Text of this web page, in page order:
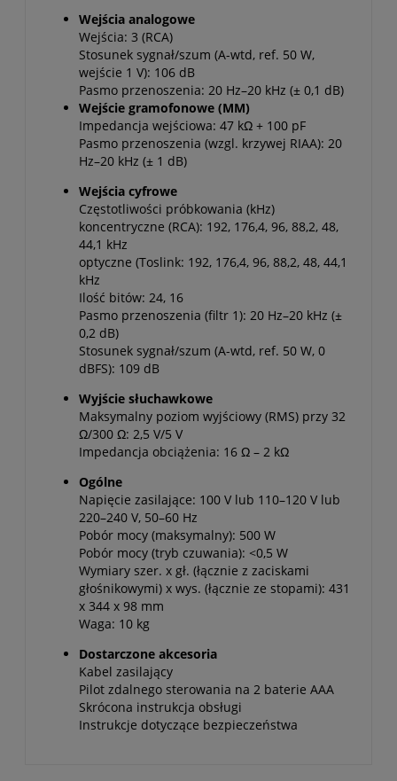
Wejścia analogowe
Wejścia: 3 (RCA)
Stosunek sygnał/szum (A-wtd, ref. 50 W,
wejście 1 V): 106 dB
Pasmo przenoszenia: 20 Hz–20 kHz (± 0,1 dB)
Wejście gramofonowe (MM)
Impedancja wejściowa: 47 kΩ + 100 pF
Pasmo przenoszenia (wzgl. krzywej RIAA): 20
Hz–20 kHz (± 1 dB)
Wejścia cyfrowe
Częstotliwości próbkowania (kHz)
koncentryczne (RCA): 192, 176,4, 96, 88,2, 48,
44,1 kHz
optyczne (Toslink: 192, 176,4, 96, 88,2, 48, 44,1
kHz
Ilość bitów: 24, 16
Pasmo przenoszenia (filtr 1): 20 Hz–20 kHz (±
0,2 dB)
Stosunek sygnał/szum (A-wtd, ref. 50 W, 0
dBFS): 109 dB
Wyjście słuchawkowe
Maksymalny poziom wyjściowy (RMS) przy 32
Ω/300 Ω: 2,5 V/5 V
Impedancja obciążenia: 16 Ω – 2 kΩ
Ogólne
Napięcie zasilające: 100 V lub 110–120 V lub
220–240 V, 50–60 Hz
Pobór mocy (maksymalny): 500 W
Pobór mocy (tryb czuwania): <0,5 W
Wymiary szer. x gł. (łącznie z zaciskami
głośnikowymi) x wys. (łącznie ze stopami): 431
x 344 x 98 mm
Waga: 10 kg
Dostarczone akcesoria
Kabel zasilający
Pilot zdalnego sterowania na 2 baterie AAA
Skrócona instrukcja obsługi
Instrukcje dotyczące bezpieczeństwa